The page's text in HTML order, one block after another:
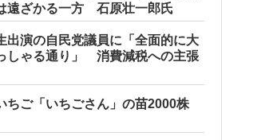
遠ざかる一方 石原壮一郎氏
出演の自民党議員に「全面的に大
しゃる通り」 消費減税への主張
ちご「いちごさん」の苗2000株